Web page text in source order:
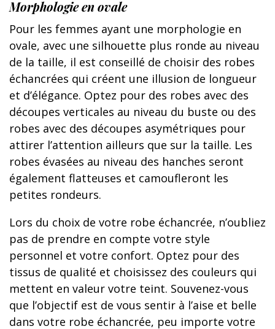
Morphologie en ovale
Pour les femmes ayant une morphologie en
ovale, avec une silhouette plus ronde au niveau
de la taille, il est conseillé de choisir des robes
échancrées qui créent une illusion de longueur
et d’élégance. Optez pour des robes avec des
découpes verticales au niveau du buste ou des
robes avec des découpes asymétriques pour
attirer l’attention ailleurs que sur la taille. Les
robes évasées au niveau des hanches seront
également flatteuses et camoufleront les
petites rondeurs.
Lors du choix de votre robe échancrée, n’oubliez
pas de prendre en compte votre style
personnel et votre confort. Optez pour des
tissus de qualité et choisissez des couleurs qui
mettent en valeur votre teint. Souvenez-vous
que l’objectif est de vous sentir à l’aise et belle
dans votre robe échancrée, peu importe votre